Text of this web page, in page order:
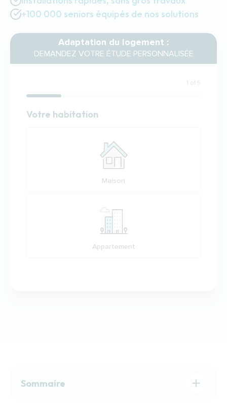
+100 000 seniors équipés de nos solutions
Adaptation du logement :
DEMANDEZ VOTRE ÉTUDE PERSONNALISÉE
1 of 5
Habitation
Votre habitation
Maison
Appartement
Sommaire